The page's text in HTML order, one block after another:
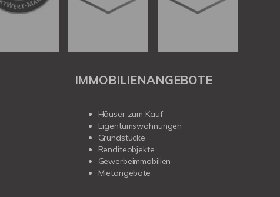
IMMOBILIENANGEBOTE
Häuser zum Kauf
Eigentumswohnungen
Grundstücke
Renditeobjekte
Gewerbeimmobilien
Mietangebote